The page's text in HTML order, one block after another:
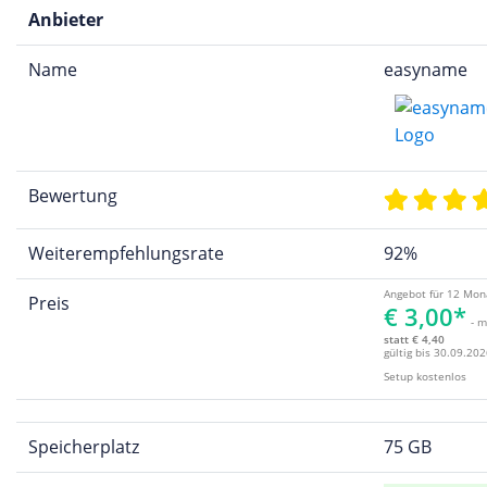
Anbieter
Name easyname
Bewertung
Weiterempfehlungsrate 92%
Preis Angebot für 12
€ 3,00* -
statt € 4,40
gültig bis
Setup kostenlos
Speicherplatz 75 GB